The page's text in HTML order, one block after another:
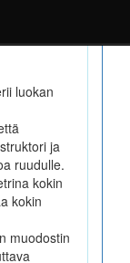
luokan
ja
ruudulle.
kokin
kokin
muodostin